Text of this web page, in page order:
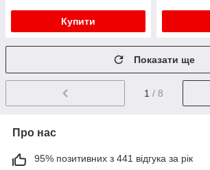
Купити
Показати ще
1 / 8
Про нас
95% позитивних з 441 відгука за рік